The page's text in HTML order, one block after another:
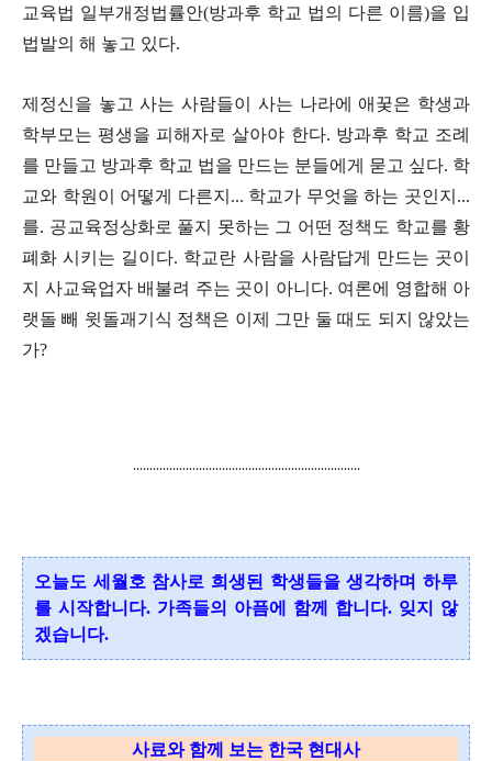
교육법 일부개정법률안(방과후 학교 법의 다른 이름)을 입
법발의 해 놓고 있다.
제정신을 놓고 사는 사람들이 사는 나라에 애꿎은 학생과
학부모는 평생을 피해자로 살아야 한다. 방과후 학교 조례
를 만들고 방과후 학교 법을 만드는 분들에게 묻고 싶다. 학
교와 학원이 어떻게 다른지 ... 학교가 무엇을 하는 곳인지 ...
를. 공교육정상화로 풀지 못하는 그 어떤 정책도 학교를 황
폐화 시키는 길이다. 학교란 사람을 사람답게 만드는 곳이
지 사교육업자 배불려 주는 곳이 아니다. 여론에 영합해 아
랫돌 빼 윗돌괘기식 정책은 이제 그만 둘 때도 되지 않았는
가?
.....................................................................
오늘도 세월호 참사로 희생된 학생들을 생각하며 하루
를 시작합니다. 가족들의 아픔에 함께 합니다. 잊지 않
겠습니다.
사료와 함께 보는 한국 현대사